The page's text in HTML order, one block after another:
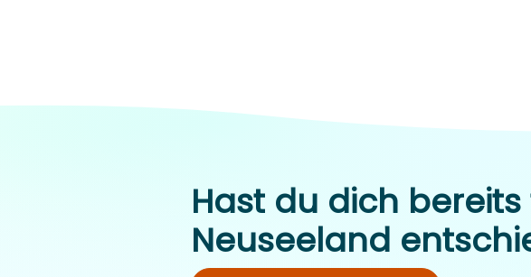
Hast du dich
Neuseeland